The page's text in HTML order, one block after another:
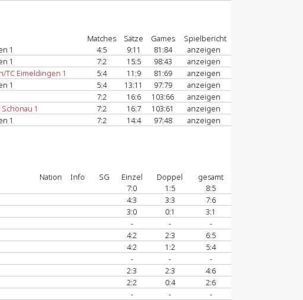
Matches Sätze Games
Spielbericht
1 4:5 9:11 81:84
anzeigen
1 7:2 15:5 98:43
anzeigen
TC Eimeldingen 1 5:4 11:9 81:69
anzeigen
1 5:4 13:11 97:79
anzeigen
7:2 16:6 103:66
anzeigen
1 7:2 16:7 103:61
anzeigen
1 7:2 14:4 97:48 anzeigen
Nation Info SG Einzel Doppel
gesamt
7:0 1:5
8:5
4:3 3:3
7:6
3:0 0:1
3:1
- -
-
4:2 2:3
6:5
4:2 1:2
5:4
- -
-
2:3 2:3
4:6
2:2 0:4
2:6
- -
-